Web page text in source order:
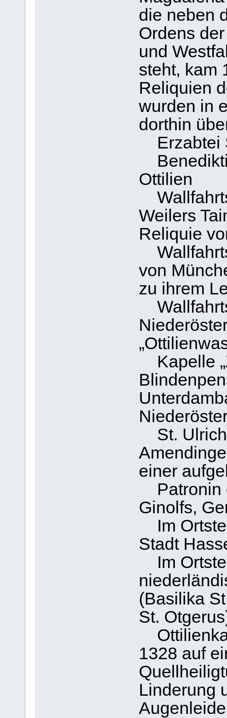
die neben
Ordens
und
steht, kam
Reliquien
wurden in
dorthin
Erzabtei
Ottilien
Weilers
Reliquie
von
zu ihrem
Kapelle
St. Ulrich
einer
Patronin
Ginolfs,
Im
Stadt
Im
(Basilika
St.
1328 auf
Linderung